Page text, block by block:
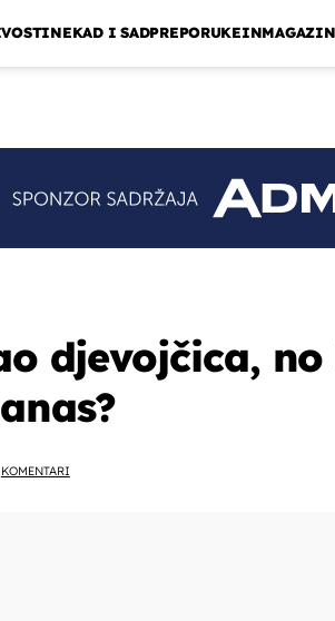
NEKAD I SADPREPORUKEINMAGAZIN
djevojčica,
KOMENTARI